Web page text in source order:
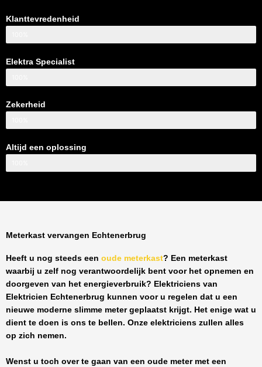
Klanttevredenheid
Elektra Specialist
Zekerheid
Altijd een oplossing
Meterkast vervangen Echtenerbrug
Heeft u nog steeds een oude meterkast? Een meterkast
waarbij u zelf nog verantwoordelijk bent voor het opnemen en
doorgeven van het energieverbruik? Elektriciens van
Elektricien Echtenerbrug kunnen voor u regelen dat u een
nieuwe moderne slimme meter geplaatst krijgt. Het enige wat u
dient te doen is ons te bellen. Onze elektriciens zullen alles
op zich nemen.
Wenst u toch over te gaan van een oude meter met een